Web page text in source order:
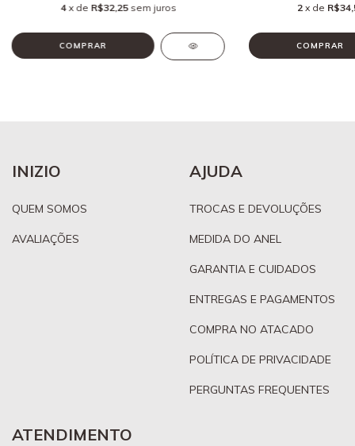
4 x de R$32,25 sem juros
COMPRAR
2 x de
INIZIO
QUEM SOMOS
AVALIAÇÕES
AJUDA
TROCAS E DEVOLUÇÕES
MEDIDA DO ANEL
GARANTIA E CUIDADOS
ENTREGAS E PAGAMENTOS
COMPRA NO ATACADO
POLÍTICA DE PRIVACIDADE
PERGUNTAS FREQUENTES
ATENDIMENTO